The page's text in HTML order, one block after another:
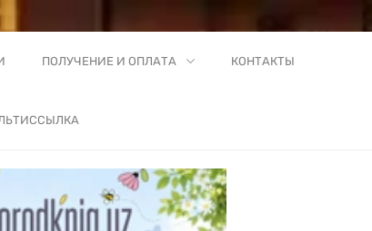
ПОЛУЧЕНИЕ И ОПЛАТА КОНТАКТЫ